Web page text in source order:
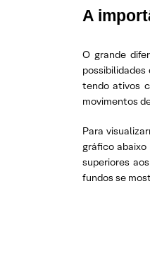
A
O grande
tendo ativos
movimentos
Para
gráfico
superiores
fundos se